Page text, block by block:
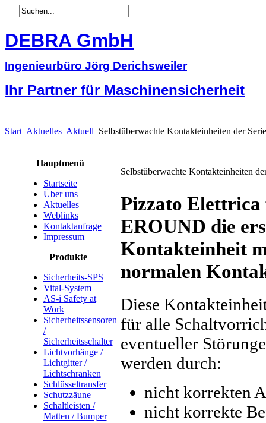
DEBRA GmbH
Ingenieurbüro Jörg Derichsweiler
Ihr Partner für Maschinensicherheit
Start Aktuelles Aktuell Selbstüberwachte Kontakteinheiten der
Hauptmenü
Startseite
Über uns
Aktuelles
Weblinks
Kontaktanfrage
Impressum
Produkte
Sicherheits-SPS
Vital-System
AS-i Safety at
Work
Sicherheitssensoren
/
Sicherheitsschalter
Lichtvorhänge /
Lichtgitter /
Lichtschranken
Schlüsseltransfer
Schutzzäune
Schaltleisten /
Matten / Bumper
Selbstüberwachte Kontakteinheiten
Pizzato
EROUND die
Kontakteinheit
normalen
Diese
für alle
eventueller
werden durch:
nicht korrekten
nicht korrekte